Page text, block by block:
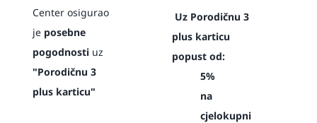
Center osigurao
je posebne
pogodnostiuz
"Porodičnu 3
plus karticu"
Uz Porodičnu 3
plus karticu
popust od:
5%
na
cjelokupni